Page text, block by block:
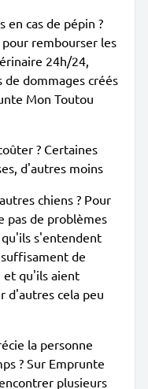
en cas de pépin ?
rembourser les
24h/24,
de dommages créés
Mon Toutou
? Certaines
d'autres moins
chiens ? Pour
pas de problèmes
s'entendent
de
et qu'ils aient
d'autres cela peu
la personne
? Sur Emprunte
plusieurs